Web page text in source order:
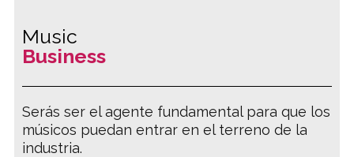
Music
Business
Serás ser el agente fundamental para que los
músicos puedan entrar en el terreno de la
industria.